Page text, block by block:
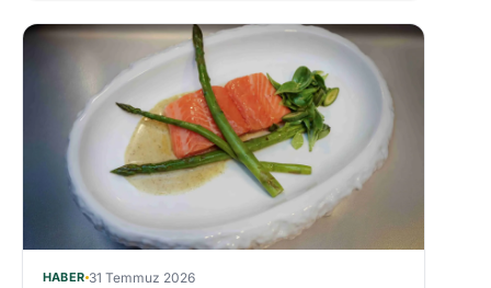
HABER 31 Temmuz 2026